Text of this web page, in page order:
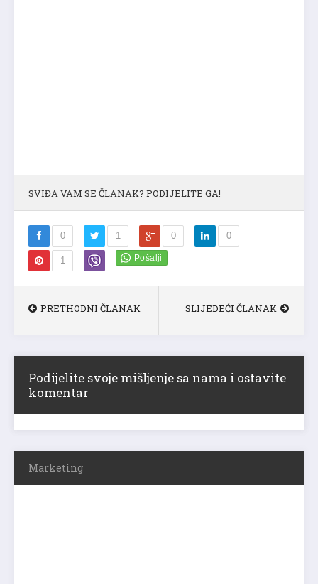
SVIĐA VAM SE ČLANAK? PODIJELITE GA!
0 1 0 0
1
PRETHODNI ČLANAK SLIJEDEĆI ČLANAK
Podijelite svoje mišljenje sa nama i ostavite
komentar
Marketing